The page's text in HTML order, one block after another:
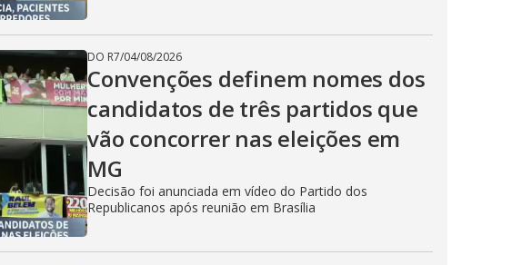
DO R7/04/08/2026
Convenções definem nomes dos
candidatos de três partidos que
vão concorrer nas eleições em
MG
Decisão foi anunciada em vídeo do Partido dos
Republicanos após reunião em Brasília